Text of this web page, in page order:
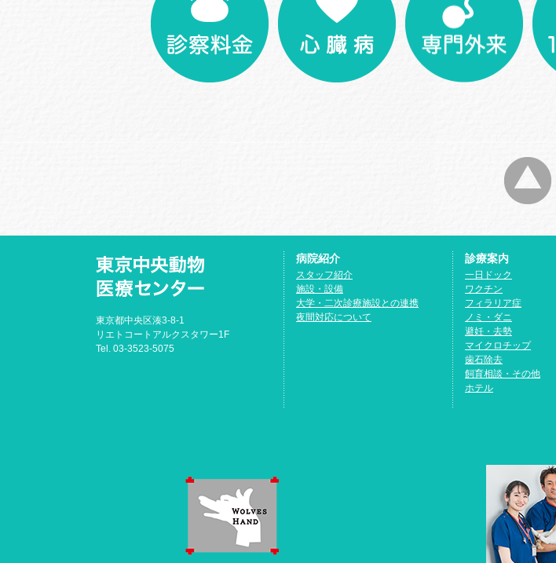
東京都中央区湊3-8-1
リエトコートアルクスタワー1F
Tel. 03-3523-5075
病院紹介
スタッフ紹介
施設・設備
大学・二次診療施設との連携
夜間対応について
診療案内
一日ドック
ワクチン
フィラリア症
ノミ・ダニ
避妊・去勢
マイクロチップ
歯石除去
飼育相談・その他
ホテル